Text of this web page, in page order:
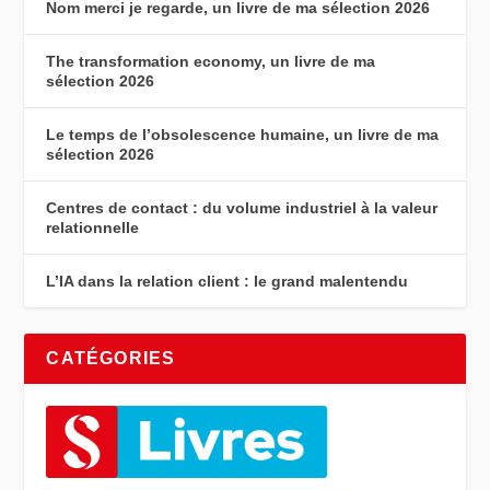
Nom merci je regarde, un livre de ma sélection 2026
The transformation economy, un livre de ma
sélection 2026
Le temps de l’obsolescence humaine, un livre de ma
sélection 2026
Centres de contact : du volume industriel à la valeur
relationnelle
L’IA dans la relation client : le grand malentendu
CATÉGORIES